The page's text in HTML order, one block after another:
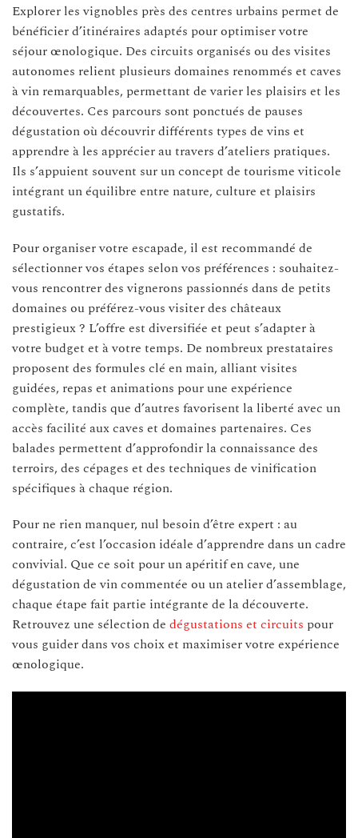
Explorer les vignobles près des centres urbains permet de
bénéficier d’itinéraires adaptés pour optimiser votre
séjour œnologique. Des circuits organisés ou des visites
autonomes relient plusieurs domaines renommés et caves
à vin remarquables, permettant de varier les plaisirs et les
découvertes. Ces parcours sont ponctués de pauses
dégustation où découvrir différents types de vins et
apprendre à les apprécier au travers d’ateliers pratiques.
Ils s’appuient souvent sur un concept de tourisme viticole
intégrant un équilibre entre nature, culture et plaisirs
gustatifs.
Pour organiser votre escapade, il est recommandé de
sélectionner vos étapes selon vos préférences : souhaitez-
vous rencontrer des vignerons passionnés dans de petits
domaines ou préférez-vous visiter des châteaux
prestigieux ? L’offre est diversifiée et peut s’adapter à
votre budget et à votre temps. De nombreux prestataires
proposent des formules clé en main, alliant visites
guidées, repas et animations pour une expérience
complète, tandis que d’autres favorisent la liberté avec un
accès facilité aux caves et domaines partenaires. Ces
balades permettent d’approfondir la connaissance des
terroirs, des cépages et des techniques de vinification
spécifiques à chaque région.
Pour ne rien manquer, nul besoin d’être expert : au
contraire, c’est l’occasion idéale d’apprendre dans un cadre
convivial. Que ce soit pour un apéritif en cave, une
dégustation de vin commentée ou un atelier d’assemblage,
chaque étape fait partie intégrante de la découverte.
Retrouvez une sélection de dégustations et circuits pour
vous guider dans vos choix et maximiser votre expérience
œnologique.